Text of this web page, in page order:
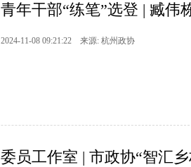
青年干部“练笔”选登 | 臧伟
2024-11-08 09:21:22 来源: 杭州政协
委员工作室 | 市政协“智汇